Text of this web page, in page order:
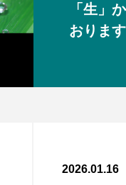
「生」
おります
2026.01.16